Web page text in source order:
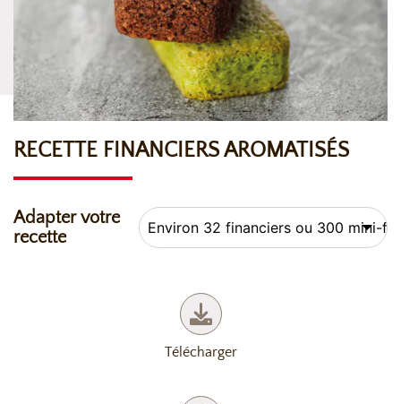
RECETTE FINANCIERS AROMATISÉS
Adapter votre
recette
Télécharger